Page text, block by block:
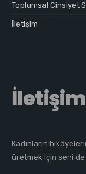
Toplumsal Cinsiyet
İletişim
İletişim
Kadınların
üretmek için seni de